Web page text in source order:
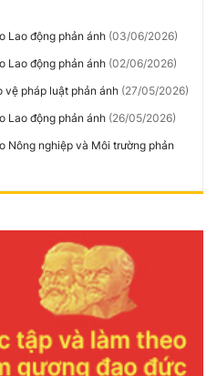
Lao động phản ánh (03/06/2026)
Lao động phản ánh (02/06/2026)
vệ pháp luật phản ánh (27/05/2026)
Lao động phản ánh (26/05/2026)
Nông nghiệp và Môi trường phản